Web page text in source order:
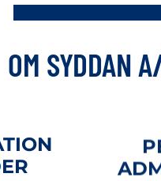
OM SYDDAN